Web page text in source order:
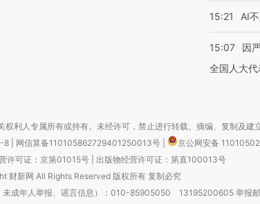
15:21 AI
15:07
因
全国人大代
利人专属所有或持有。未经许可，禁止进行转载、摘编、复制及建
8 网信算备110105862729401250013号
京公网安备
许可证：京第01015号| 出版物经营许可证：第直100013号
财新网 All Rights Reserved 版权所有 复制必究
未成年人举报、谣言信息）：010-85905050 13195200605 举报